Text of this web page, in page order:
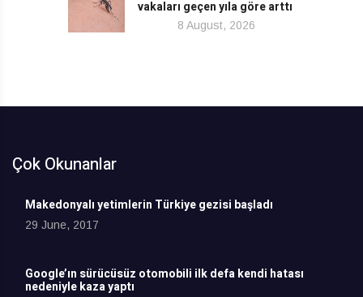
vakaları geçen yıla göre arttı
8 August, 2026
Çok Okunanlar
Makedonyalı yetimlerin Türkiye gezisi başladı
29 June, 2017
Google’ın sürücüsüz otomobili ilk defa kendi hatası
nedeniyle kaza yaptı